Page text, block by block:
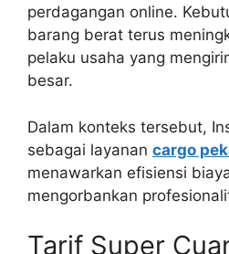
perdagangan online.
barang berat terus
pelaku usaha yang
besar.
Dalam konteks tersebut,
sebagai layanan cargo
menawarkan efisiensi
mengorbankan
Tarif Super